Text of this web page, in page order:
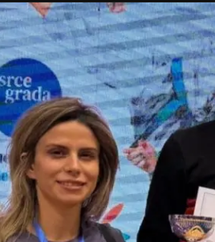
b
o
o
k